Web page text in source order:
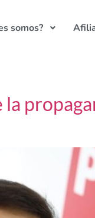
somos?